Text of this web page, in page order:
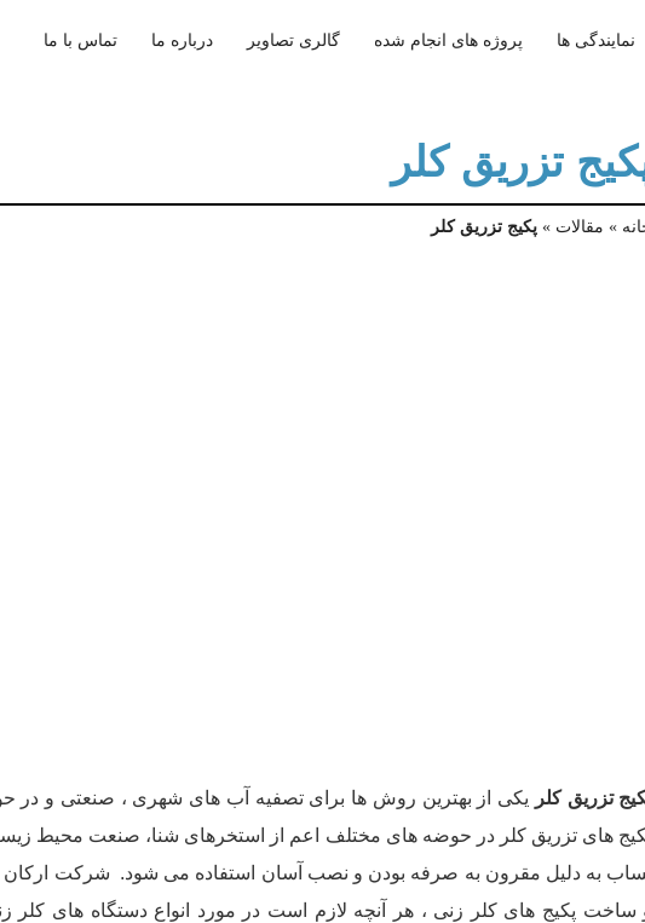
نمایندگی ها پروژه های انجام شده گالری تصاویر درباره ما تماس با ما
تزریق کلر
» مقالات » پکیج تزریق کلر
تزریق کلر
یکی از بهترین روش ها برای تصفیه آب های شهری ، صنعتی و در
های تزریق کلر در حوضه های مختلف اعم از استخرهای شنا، صنعت محیط
به دلیل مقرون به صرفه بودن و نصب آسان استفاده می شود. شرکت
ساخت پکیج های کلر زنی ، هر آنچه لازم است در مورد انواع دستگاه های کلر